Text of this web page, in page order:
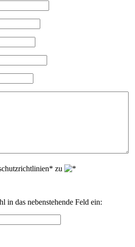
zu
in das nebenstehende Feld ein: